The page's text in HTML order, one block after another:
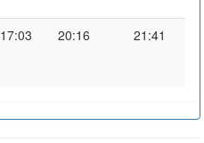
17:03 20:16 21:41